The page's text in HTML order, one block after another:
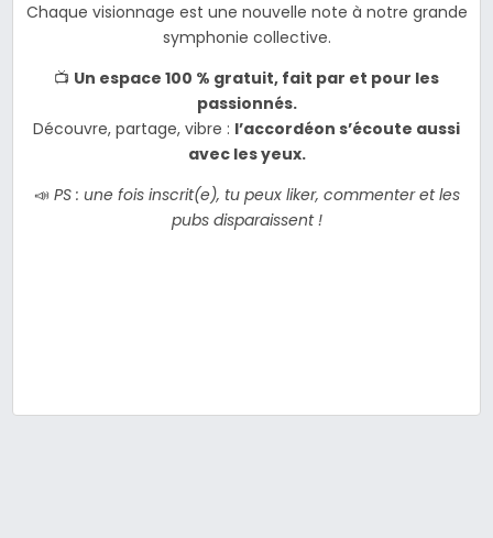
Chaque visionnage est une nouvelle note à notre grande
symphonie collective.
📺 Un espace 100 % gratuit, fait par et pour les
passionnés.
Découvre, partage, vibre : l’accordéon s’écoute aussi
avec les yeux.
📣 PS : une fois inscrit(e), tu peux liker, commenter et les
pubs disparaissent !